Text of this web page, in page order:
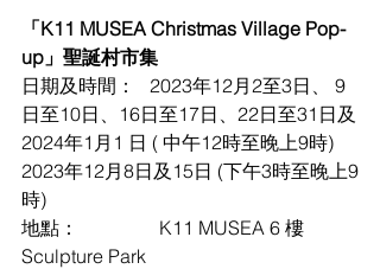
「K11 MUSEA Christmas Village Pop-
up」聖誕村市集
日期及時間：   2023年12月2至3日、 9
日至10日、16日至17日、22日至31日及
2024年1月1 日 ( 中午12時至晚上9時)
2023年12月8日及15日 (下午3時至晚上9
時)
地點：                 K11 MUSEA 6 樓
Sculpture Park